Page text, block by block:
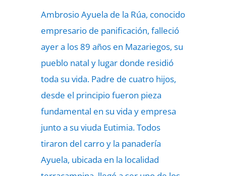
Ambrosio Ayuela de la Rúa, conocido
empresario de panificación, falleció
ayer a los 89 años en Mazariegos, su
pueblo natal y lugar donde residió
toda su vida. Padre de cuatro hijos,
desde el principio fueron pieza
fundamental en su vida y empresa
junto a su viuda Eutimia. Todos
tiraron del carro y la panadería
Ayuela, ubicada en la localidad